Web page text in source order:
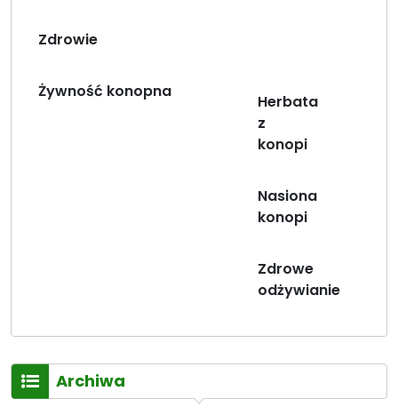
Zdrowie
Żywność konopna
Herbata
z
konopi
Nasiona
konopi
Zdrowe
odżywianie
Archiwa